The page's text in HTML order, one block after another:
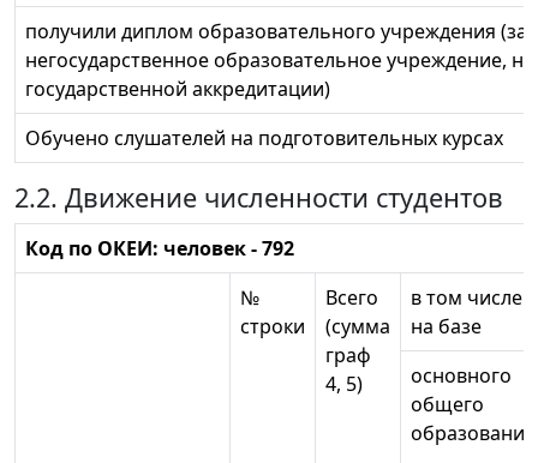
получили диплом образовательного учреждения
негосударственное образовательное учреждение,
государственной аккредитации)
Обучено слушателей на подготовительных курсах
2.2. Движение численности студентов
Код по ОКЕИ: человек - 792
№
строки
Всего
(сумма
граф
4, 5)
в том числе
на базе
основного
общего
образования